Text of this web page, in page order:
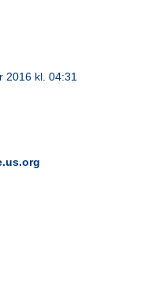
2016 kl. 04:31